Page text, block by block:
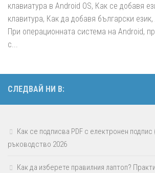
клавиатура в Android OS, Как се добавя
клавитура, Как да добавя български
При операционната система на Android,
с...
СЛЕДВАЙ НИ В:
Как се подписва PDF с електронен
ръководство 2026
Как да изберете правилния лаптоп?